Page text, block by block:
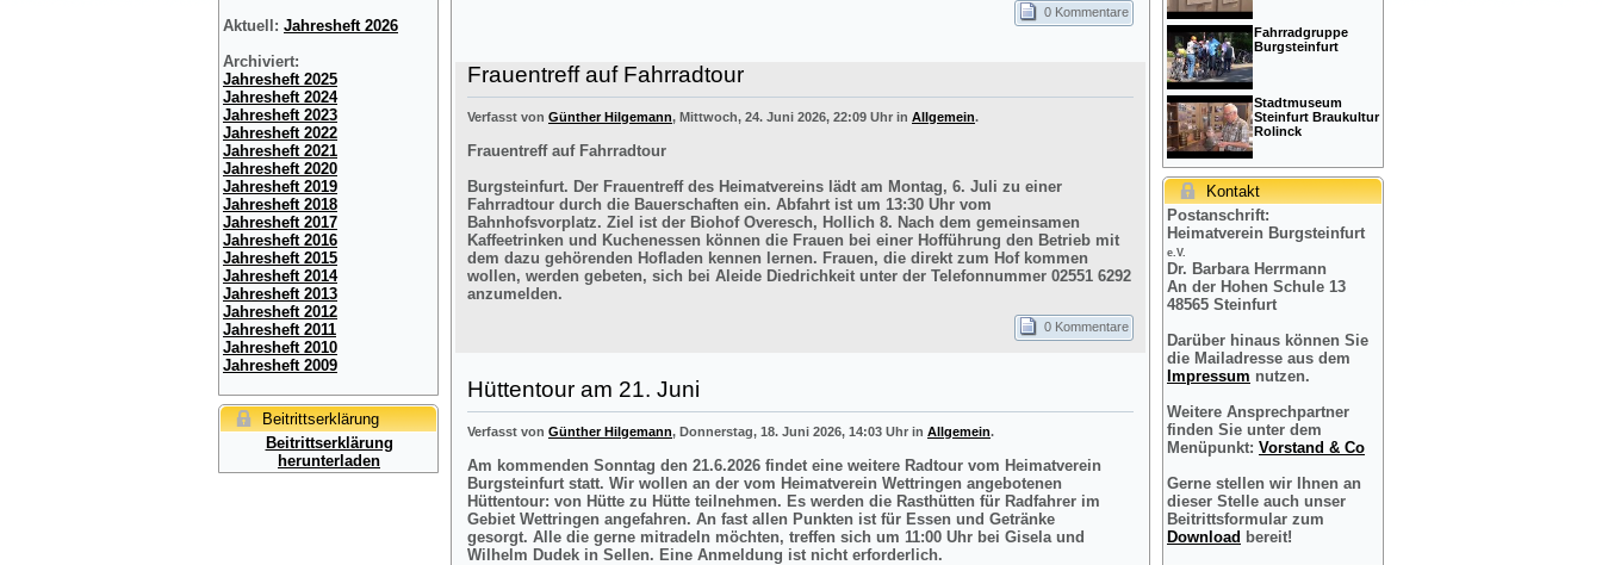
Aktuell: Jahresheft 2026
Archiviert:
Jahresheft 2025
Jahresheft 2024
Jahresheft 2023
Jahresheft 2022
Jahresheft 2021
Jahresheft 2020
Jahresheft 2019
Jahresheft 2018
Jahresheft 2017
Jahresheft 2016
Jahresheft 2015
Jahresheft 2014
Jahresheft 2013
Jahresheft 2012
Jahresheft 2011
Jahresheft 2010
Jahresheft 2009
Beitrittserklärung
Beitrittserklärung
herunterladen
0 Kommentare
Frauentreff auf Fahrradtour
Verfasst von Günther Hilgemann, Mittwoch, 24. Juni 2026, 22:09 Uhr in Allgemein.
Frauentreff auf Fahrradtour
Burgsteinfurt. Der Frauentreff des Heimatvereins lädt am Montag, 6. Juli zu einer
Fahrradtour durch die Bauerschaften ein. Abfahrt ist um 13:30 Uhr vom
Bahnhofsvorplatz. Ziel ist der Biohof Overesch, Hollich 8. Nach dem gemeinsamen
Kaffeetrinken und Kuchenessen können die Frauen bei einer Hofführung den Betrieb mit
dem dazu gehörenden Hofladen kennen lernen. Frauen, die direkt zum Hof kommen
wollen, werden gebeten, sich bei Aleide Diedrichkeit unter der Telefonnummer 02551 6292
anzumelden.
0 Kommentare
Hüttentour am 21. Juni
Verfasst von Günther Hilgemann, Donnerstag, 18. Juni 2026, 14:03 Uhr in Allgemein.
Am kommenden Sonntag den 21.6.2026 findet eine weitere Radtour vom Heimatverein
Burgsteinfurt statt. Wir wollen an der vom Heimatverein Wettringen angebotenen
Hüttentour: von Hütte zu Hütte teilnehmen. Es werden die Rasthütten für Radfahrer im
Gebiet Wettringen angefahren. An fast allen Punkten ist für Essen und Getränke
gesorgt. Alle die gerne mitradeln möchten, treffen sich um 11:00 Uhr bei Gisela und
Wilhelm Dudek in Sellen. Eine Anmeldung ist nicht erforderlich.
Fahrradgruppe
Burgsteinfurt
Stadtmuseum
Steinfurt Braukultur
Rolinck
Kontakt
Postanschrift:
Heimatverein Burgsteinfurt
e.V.
Dr. Barbara Herrmann
An der Hohen Schule 13
48565 Steinfurt
Darüber hinaus können Sie
die Mailadresse aus dem
Impressum nutzen.
Weitere Ansprechpartner
finden Sie unter dem
Menüpunkt: Vorstand & Co
Gerne stellen wir Ihnen an
dieser Stelle auch unser
Beitrittsformular zum
Download bereit!